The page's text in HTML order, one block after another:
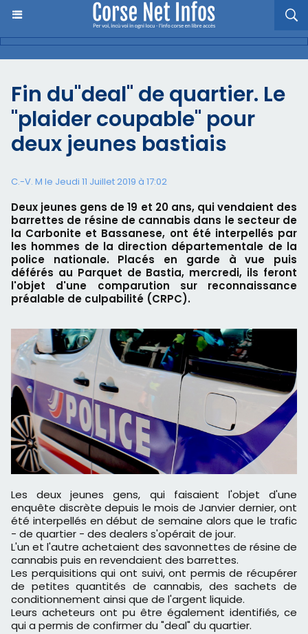
Fin du"deal" de quartier. Le
"plaider coupable" pour
deux jeunes bastiais
C.-V. M le Jeudi 11 Juillet 2019 à 17:02
Deux jeunes gens de 19 et 20 ans, qui vendaient des
barrettes de résine de cannabis dans le secteur de
la Carbonite et Bassanese, ont été interpellés par
les hommes de la direction départementale de la
police nationale. Placés en garde à vue puis
déférés au Parquet de Bastia, mercredi, ils feront
l'objet d'une comparution sur reconnaissance
préalable de culpabilité (CRPC).
Les deux jeunes gens, qui faisaient l'objet d'une
enquête discrète depuis le mois de Janvier dernier, ont
été interpellés en début de semaine alors que le trafic
- de quartier - des dealers s'opérait de jour.
L'un et l'autre achetaient des savonnettes de résine de
cannabis puis en revendaient des barrettes.
Les perquisitions qui ont suivi, ont permis de récupérer
de petites quantités de cannabis, des sachets de
conditionnement ainsi que de l'argent liquide.
Leurs acheteurs ont pu être également identifiés, ce
qui a permis de confirmer du "deal" du quartier.